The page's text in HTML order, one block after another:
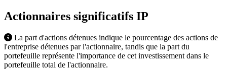
Actionnaires significatifs IP
La part d'actions détenues indique le pourcentage des actions de
l'entreprise détenues par l'actionnaire, tandis que la part du
portefeuille représente l'importance de cet investissement dans le
portefeuille total de l'actionnaire.